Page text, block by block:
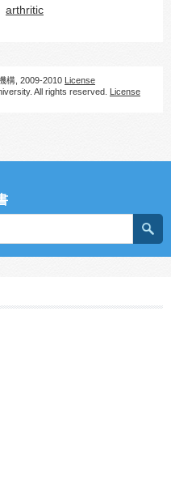
arthritic
構, 2009-2010 License
All rights reserved. License